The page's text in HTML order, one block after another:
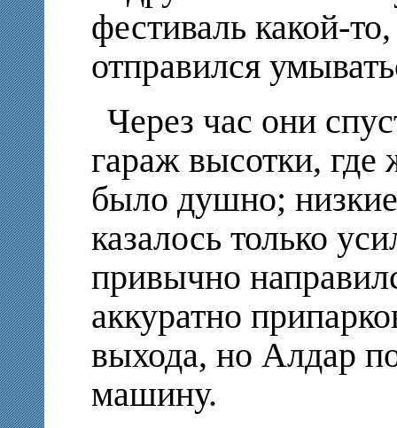
фестиваль какой-
отправился
Через час они
гараж высотки,
было душно;
казалось только
привычно
аккуратно
выхода, но Алдар
машину.